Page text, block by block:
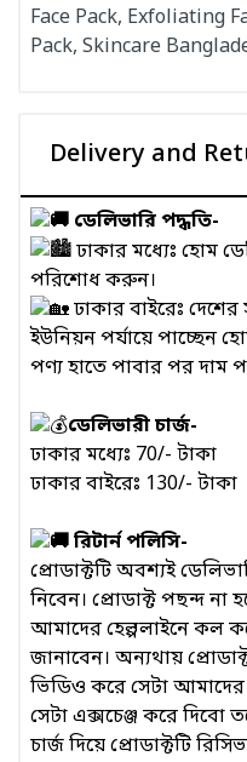
Face Pack, Exfoliating
Pack, Skincare
Delivery and
ডেলিভারি পদ্ধতি-
ঢাকার মধ্যেঃ হোম
পরিশোধ করুন।
ঢাকার বাইরেঃ
ইউনিয়ন পর্যায়ে পাচ্ছেন
পণ্য হাতে পাবার পর দাম
ডেলিভারী চার্জ-
ঢাকার মধ্যেঃ 70/- টাকা
ঢাকার বাইরেঃ 130/- টাকা
রিটার্ন পলিসি-
প্রোডাক্টটি অবশ্যই
নিবেন। প্রোডাক্ট পছন্দ
আমাদের হেল্পলাইনে কল
জানাবেন। অন্যথায়
ভিডিও করে সেটা
সেটা এক্সচেঞ্জ করে
চার্জ দিয়ে প্রোডাক্টটি